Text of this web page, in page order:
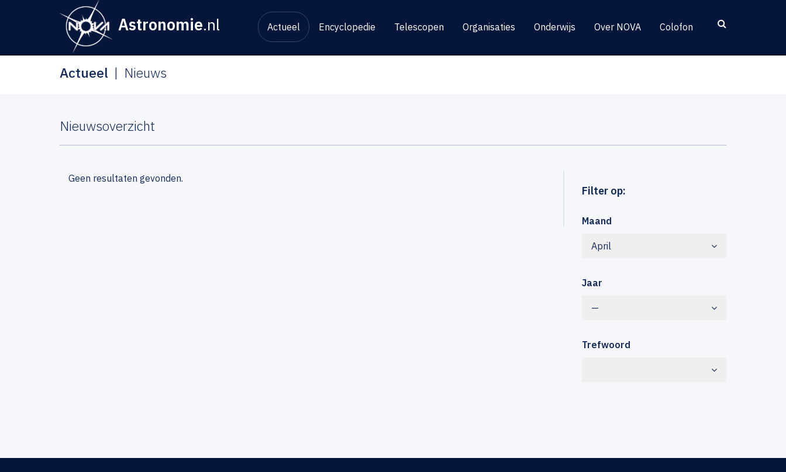
Astronomie.nl Actueel Encyclopedie Telescopen Organisaties Onderwijs Over NOVA Colofon
Actueel Nieuws
Nieuwsoverzicht
Filter op:
Maand
April
Jaar
—
Trefwoord
Geen resultaten gevonden.